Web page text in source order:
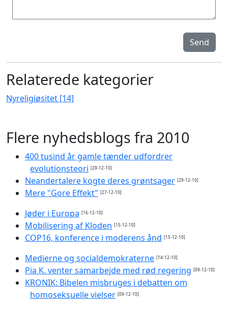
Send
Relaterede kategorier
Nyreligiøsitet [14]
Flere nyhedsblogs fra 2010
400 tusind år gamle tænder udfordrer
evolutionsteori [29-12-10]
Neandertalere kogte deres grøntsager [29-12-10]
Mere "Gore Effekt" [27-12-10]
Jøder i Europa [16-12-10]
Mobilisering af Kloden [15-12-10]
COP16, konference i moderens ånd [15-12-10]
Medierne og socialdemokraterne [14-12-10]
Pia K. venter samarbejde med rød regering [09-12-10]
KRONIK: Bibelen misbruges i debatten om
homoseksuelle vielser [09-12-10]